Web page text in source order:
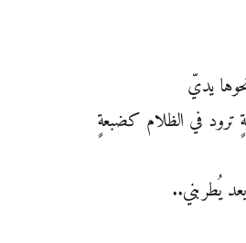
يديّ
ترود في الظلام كضبعةٍ
يُطربني..